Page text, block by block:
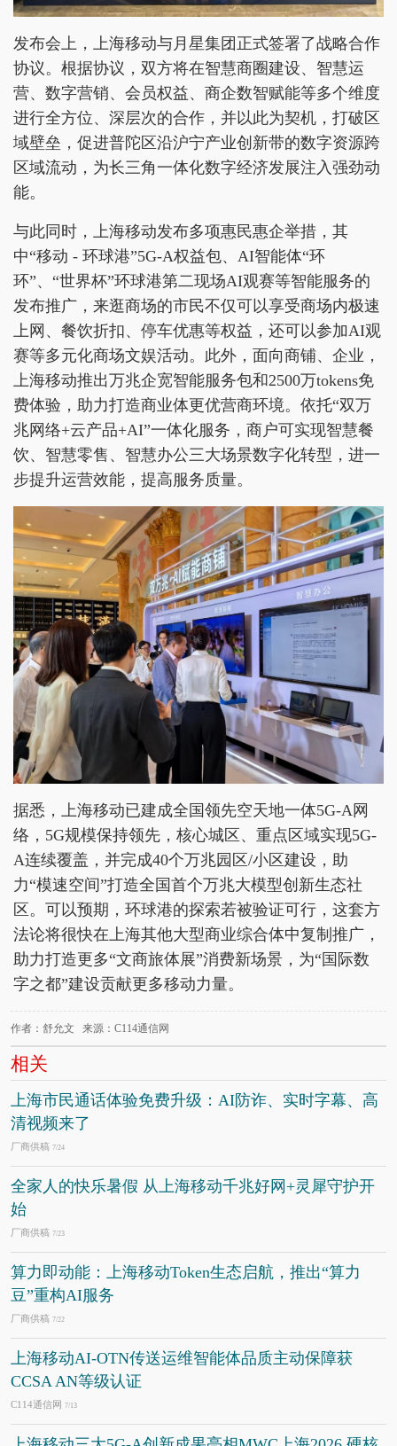
发布会上，上海移动与月星集团正式签署了战略合作
协议。根据协议，双方将在智慧商圈建设、智慧运
营、数字营销、会员权益、商企数智赋能等多个维度
进行全方位、深层次的合作，并以此为契机，打破区
域壁垒，促进普陀区沿沪宁产业创新带的数字资源跨
区域流动，为长三角一体化数字经济发展注入强劲动
能。
与此同时，上海移动发布多项惠民惠企举措，其
中“移动 - 环球港”5G-A权益包、AI智能体“环
环”、“世界杯”环球港第二现场AI观赛等智能服务的
发布推广，来逛商场的市民不仅可以享受商场内极速
上网、餐饮折扣、停车优惠等权益，还可以参加AI观
赛等多元化商场文娱活动。此外，面向商铺、企业，
上海移动推出万兆企宽智能服务包和2500万tokens免
费体验，助力打造商业体更优营商环境。依托“双万
兆网络+云产品+AI”一体化服务，商户可实现智慧餐
饮、智慧零售、智慧办公三大场景数字化转型，进一
步提升运营效能，提高服务质量。
据悉，上海移动已建成全国领先空天地一体5G-A网
络，5G规模保持领先，核心城区、重点区域实现5G-
A连续覆盖，并完成40个万兆园区/小区建设，助
力“模速空间”打造全国首个万兆大模型创新生态社
区。可以预期，环球港的探索若被验证可行，这套方
法论将很快在上海其他大型商业综合体中复制推广，
助力打造更多“文商旅体展”消费新场景，为“国际数
字之都”建设贡献更多移动力量。
作者：舒允文 来源：C114通信网
相关
上海市民通话体验免费升级：AI防诈、实时字幕、高
清视频来了
厂商供稿 7/24
全家人的快乐暑假 从上海移动千兆好网+灵犀守护开
始
厂商供稿 7/23
算力即动能：上海移动Token生态启航，推出“算力
豆”重构AI服务
厂商供稿 7/22
上海移动AI-OTN传送运维智能体品质主动保障获
CCSA AN等级认证
C114通信网 7/13